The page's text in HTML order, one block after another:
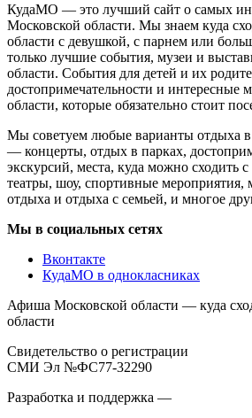
КудаМО — это лучший сайт о самых
Московской области. Мы знаем куда
области с девушкой, с парнем или
только лучшие события, музеи и
области. События для детей и их
достопримечательности и интересные
области, которые обязательно стоит
Мы советуем любые варианты отдыха в
— концерты, отдых в парках,
экскурсий, места, куда можно сходить
театры, шоу, спортивные мероприятия,
отдыха и отдыха с семьей, и многое
Мы в социальных сетях
Вконтакте
КудаМО в однокласниках
Афиша Московской области — куда
области
Свидетельство о регистрации
СМИ Эл №ФС77-32290
Разработка и поддержка —